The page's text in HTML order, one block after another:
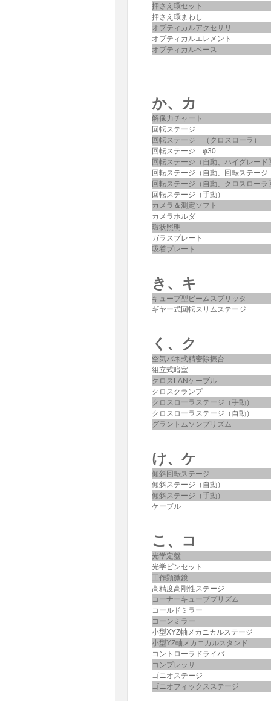
押さえ環セット
押さえ環まわし
オプティカルアクセサリ
オプティカルエレメント
オプティカルベース
か、カ
解像力チャート
回転ステージ
回転ステージ （クロスローラ）
回転ステージ φ30
回転ステージ（自動、ハイグレード
回転ステージ（自動、回転ステー
回転ステージ（自動、クロスローラ
回転ステージ（手動）
カメラ＆測定ソフト
カメラホルダ
環状照明
ガラスプレート
吸着プレート
き、キ
キューブ型ビームスプリッタ
ギヤー式回転スリムステージ
く、ク
空気バネ式精密除振台
組立式暗室
クロスLANケーブル
クロスクランプ
クロスローラステージ（手動）
クロスローラステージ（自動）
グラントムソンプリズム
け、ケ
傾斜回転ステージ
傾斜ステージ（自動）
傾斜ステージ（手動）
ケーブル
こ、コ
光学定盤
光学ピンセット
工作顕微鏡
高精度高剛性ステージ
コーナーキューブプリズム
コールドミラー
コーンミラー
小型XYZ軸メカニカルステージ
小型YZ軸メカニカルスタンド
コントローラドライバ
コンプレッサ
ゴニオステージ
ゴニオフィックスステージ